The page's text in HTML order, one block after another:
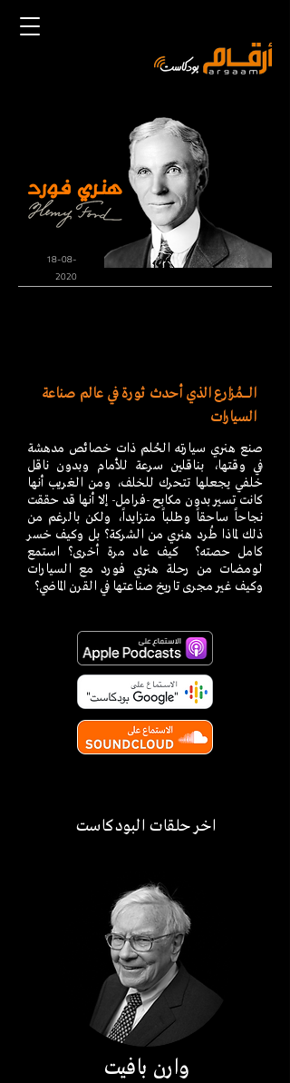
18-08-
2020
الــــــمُزارع الذي أحدث ثورة في عالم صناعة
السيارات
صنع هنري سيارته الحُلم ذات خصائص مدهشة
في وقتها، بناقلين سرعة للأمام وبدون ناقل
خلفي يجعلها تتحرك للخلف، ومن الغريب أنها
كانت تسير بدون مكابح -فرامل- إلا أنها قد حققت
نجاحاً ساحقاً وطلباً متزايداً، ولكن بالرغم من
ذلك لماذا طُرد هنري من الشركة؟ بل وكيف خسر
كامل حصته؟ كيف عاد مرة أخرى؟ استمع
لومضات من رحلة هنري فورد مع السيارات
وكيف غير مجرى تاريخ صناعتها في القرن الماضي؟
اخر حلقات البودكاست
وارن بافيت